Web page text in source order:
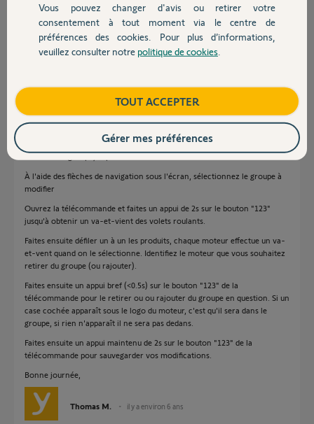
Devis avec un pro
Contact
Participer au fil de discussion
Réponses
Bonjour Salvatore,
Il faudra modifier la composition des groupes de votre Esay Sun IO. Pour
modifier un groupe, la procédure est la suivante :
À l'aide des flèches de navigation sous l'écran, sélectionnez le groupe à
modifier
Ouvrez la télécommande et faites un appui de 2s sur le bouton "123"
jusqu'à obtenir un va-et-vient des volets roulants.
Faites ensuite défiler un à un les produits, chaque moteur effectue un va-
et-vent quand on le sélectionne. Identifiez le moteur que vous souhaitez
retirer du groupe (ou rajouter).
Faites ensuite un appui bref (<0.5s) sur le bouton "123" de la
télécommande pour le retirer ou ou rajouter du groupe en question. Si un
case cochée apparaît sous le logo du moteur, c'est qu'il sera dans le
groupe, si rien n'apparaît il ne sera pas dedans.
Faites ensuite un appui maintenu de 2s sur le bouton "123" de la
télécommande pour sauvegarder vos modifications.
Bonne journée,
Thomas M. il y a environ 6 ans
Vous pouvez changer d'avis ou retirer votre
consentement à tout moment via le centre de
préférences des cookies. Pour plus d’informations,
veuillez consulter notre politique de cookies
TOUT ACCEPTER
Gérer mes préférences